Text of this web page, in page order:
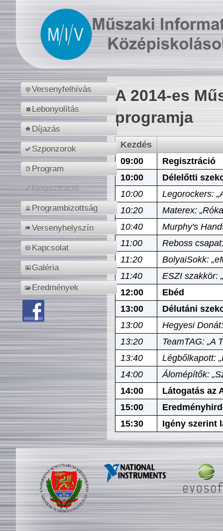
Versenyfelhívás
Lebonyolítás
Díjazás
Szponzorok
Program
Regisztráció
Programbizottság
Versenyhelyszín
Kapcsolat
Galéria
Eredmények
A 2014-es
programja
Kezdés
09:00
Regisztráció
10:00
Délelőtti
10:00
Legorockers:
10:20
Materex:
10:40
Murphy's
11:00
Reboss
11:20
BolyaiSokk:
11:40
ESZI szakkör:
12:00
Ebéd
13:00
Délutáni
13:00
Hegyesi
13:20
TeamTAG: „A
13:40
Légbőlkapott:
14:00
Álomépítők:
14:00
Látogatás az
15:00
15:30
Igény szerint